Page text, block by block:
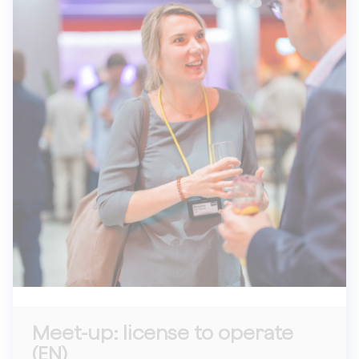
Meet-up: license to operate
(EN)